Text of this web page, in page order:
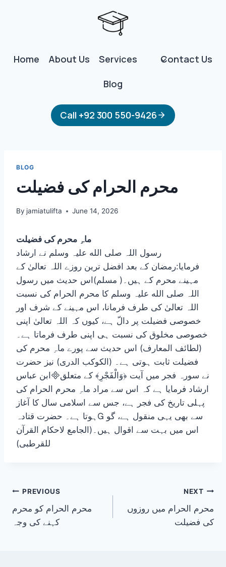
Home About Us Services Contact Us
Blog
Call +92 300 550-9426
BLOG
محرم الحرام کی فضیلت
By jamiatulifta June 14, 2026
ماہِ محرم کی فضیلت
رسول اللہ صلی الله علیہ وسلم نے ارشاد
فرمایا:رمضان کے بعد افضل ترین روزے اللہ تعالیٰ کے
مہینے محرم کے ہیں۔( مسلم)اس حدیث میں رسول
اللہ صلی الله علیہ وسلم کا محرم الحرام کی نسبت
اللہ تعالیٰ کی طرف فرمانا، اس مہینے کے شرف اور
خصوصی فضیلت پر دالّ ہے، کیوں کہ اللہ تعالیٰ اپنی
خصوصی مخلوق کی نسبت ہی اپنی طرف فرماتا ہے۔
(لطائف المعارف) اس حدیث سے پورے ماہِ محرم کی
فضیلت ثابت ہوتی ہے۔ (الکوکب الدری) نیز حضرت
ابن عباسنے سورہ فجر میں آیت ﴿وَالْفَجْرِ﴾ کے متعلق
ارشاد فرمایا ہے کہ اس سے مراد ماہِ محرم الحرام کی
پہلی تاریخ کی فجر ہے، جس سے اسلامی سال کا آغاز
ہوتا ہے۔ حضرت قتادہ سے بھی یہی منقول ہے، گو
اس میں بہت سے اقوال ہیں۔(الجامع لاحکام القرآن
للقرطبی)
Post
navigation
PREVIOUS
محرم الحرام کو محرم
کہنے کی وجہ
NEXT
محرم الحرام میں روزوں
کی فضیلت